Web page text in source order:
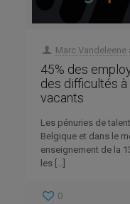
Marc Vandeleene
45% des
des difficultés
vacants
Les pénuries de
Belgique et dans le
enseignement de la
les […]
0